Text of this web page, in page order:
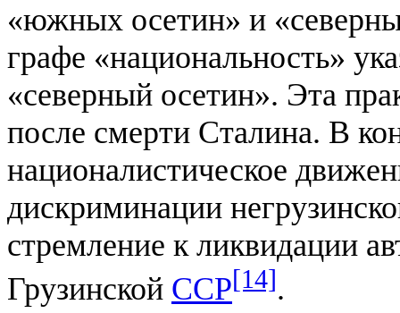
«южных осетин» и
графе «национальность»
«северный осетин». Эта
после смерти Сталина. В
националистическое
дискриминации
стремление к ликвидации
Грузинской ССР[14].